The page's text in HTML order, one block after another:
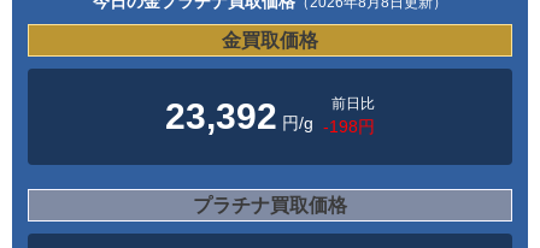
金買取価格
23,392 円/g
前日比
-198円
プラチナ買取価格